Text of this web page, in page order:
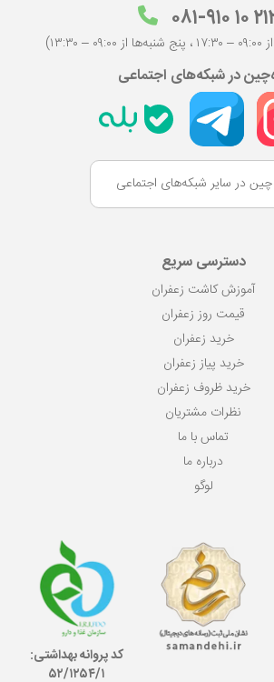
۹۱۰ ۱۰ ۲۱۲
در شبکه‌های اجتماعی
چین در سایر شبکه‌های اجتماعی
دسترسی سریع
آموزش کاشت زعفران
قیمت روز زعفران
خرید زعفران
خرید پیاز زعفران
خرید ظروف زعفران
نظرات مشتریان
تماس با ما
درباره ما
لوگو
کد پروانه بهداشتی:
۵۲/١٢۵۴/١